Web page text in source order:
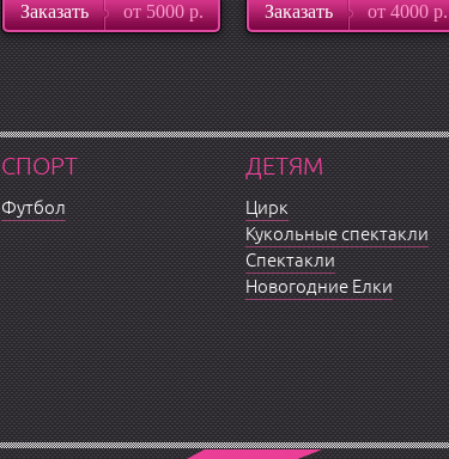
Заказать от 5000 р. Заказать от 4000 р.
СПОРТ
Футбол
ДЕТЯМ
Цирк
Кукольные спектакли
Спектакли
Новогодние Елки